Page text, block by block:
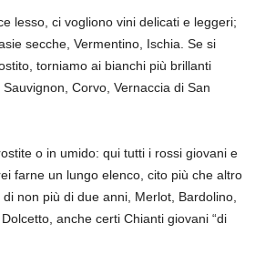
lesso, ci vogliono vini delicati e leggeri;
secche, Vermentino, Ischia. Se si
torniamo ai bianchi più brillanti
Corvo, Vernaccia di San
o in umido: qui tutti i rossi giovani e
farne un lungo elenco, cito più che altro
non più di due anni, Merlot, Bardolino,
anche certi Chianti giovani “di